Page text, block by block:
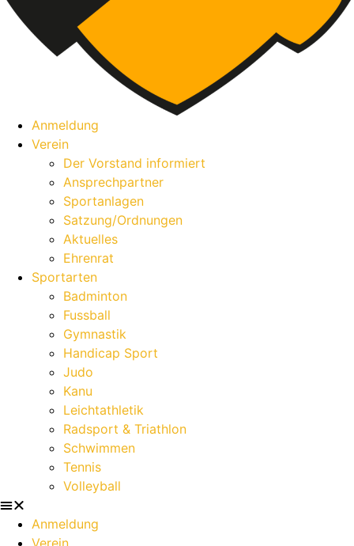
Anmeldung
Verein
Der Vorstand informiert
Ansprechpartner
Sportanlagen
Satzung/Ordnungen
Aktuelles
Ehrenrat
Sportarten
Badminton
Fussball
Gymnastik
Handicap Sport
Judo
Kanu
Leichtathletik
Radsport & Triathlon
Schwimmen
Tennis
Volleyball
Anmeldung
Verein